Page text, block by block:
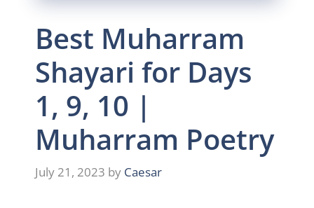
Best Muharram
Shayari for Days
1, 9, 10 |
Muharram Poetry
July 21, 2023 by Caesar